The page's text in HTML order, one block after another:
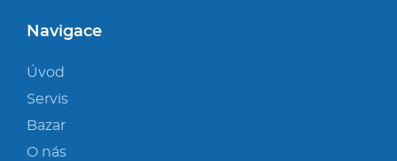
Myčky
Navigace
Úvod
Servis
Bazar
O nás